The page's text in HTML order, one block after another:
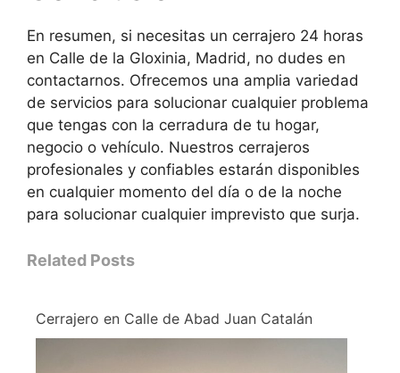
En resumen, si necesitas un cerrajero 24 horas
en Calle de la Gloxinia, Madrid, no dudes en
contactarnos. Ofrecemos una amplia variedad
de servicios para solucionar cualquier problema
que tengas con la cerradura de tu hogar,
negocio o vehículo. Nuestros cerrajeros
profesionales y confiables estarán disponibles
en cualquier momento del día o de la noche
para solucionar cualquier imprevisto que surja.
Related Posts
Cerrajero en Calle de Abad Juan Catalán